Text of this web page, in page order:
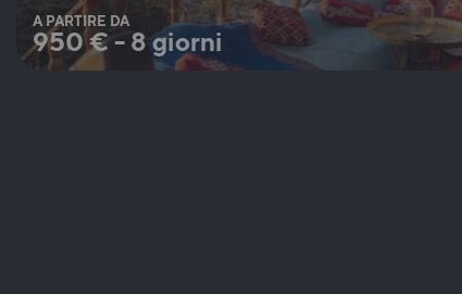
A PARTIRE DA
950€ - 8 giorni